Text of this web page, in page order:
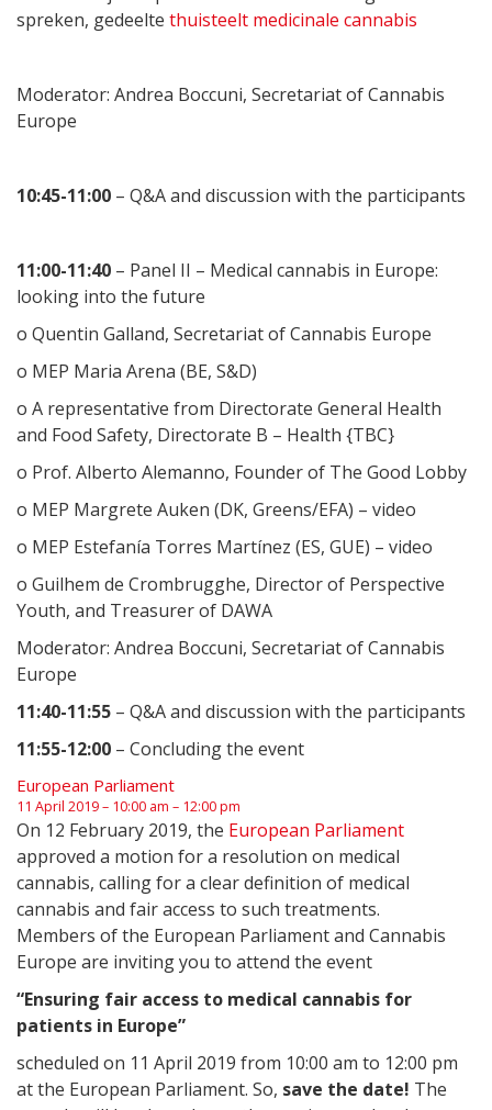
spreken, gedeelte thuisteelt medicinale cannabis
Moderator: Andrea Boccuni, Secretariat of Cannabis
Europe
10:45-11:00 – Q&A and discussion with the participants
11:00-11:40 – Panel II – Medical cannabis in Europe:
looking into the future
o Quentin Galland, Secretariat of Cannabis Europe
o MEP Maria Arena (BE, S&D)
o A representative from Directorate General Health
and Food Safety, Directorate B – Health {TBC}
o Prof. Alberto Alemanno, Founder of The Good Lobby
o MEP Margrete Auken (DK, Greens/EFA) – video
o MEP Estefanía Torres Martínez (ES, GUE) – video
o Guilhem de Crombrugghe, Director of Perspective
Youth, and Treasurer of DAWA
Moderator: Andrea Boccuni, Secretariat of Cannabis
Europe
11:40-11:55 – Q&A and discussion with the participants
11:55-12:00 – Concluding the event
European Parliament
11 April 2019 – 10:00 am – 12:00 pm
On 12 February 2019, the European Parliament
approved a motion for a resolution on medical
cannabis, calling for a clear definition of medical
cannabis and fair access to such treatments.
Members of the European Parliament and Cannabis
Europe are inviting you to attend the event
“Ensuring fair access to medical cannabis for
patients in Europe”
scheduled on 11 April 2019 from 10:00 am to 12:00 pm
at the European Parliament. So, save the date! The